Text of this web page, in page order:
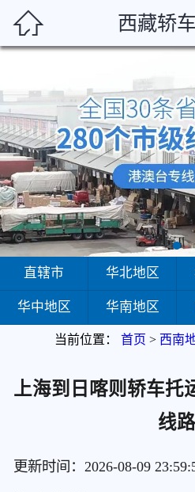
 西藏轿
直辖市 华北地区
华中地区 华南地区
当前位置： 首页 > 西南
上海到日喀则轿车托
线路
更新时间：2026-08-09